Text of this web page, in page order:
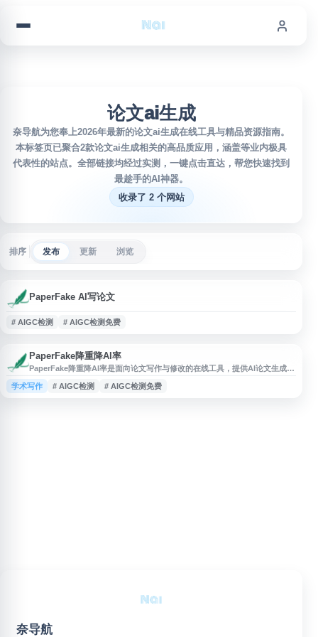
论文ai生成
奈导航为您奉上2026年最新的论文ai生成在线工具与精品资源指南。
本标签页已聚合2款论文ai生成相关的高品质应用，涵盖等业内极具
代表性的站点。全部链接均经过实测，一键点击直达，帮您快速找到
最趁手的AI神器。
收录了 2 个网站
排序 发布 更新 浏览
PaperFake AI写论文
# AIGC检测 # AIGC检测免费
PaperFake降重降AI率
PaperFake降重降AI率是面向论文写作与修改的在线工具，提供AI论文生成、
论文降重、AIGC检测与降AI、论文查重、格式精修、论文排版等相关服务，
适用于毕业论文、课程论文、计算机论文及英文 essay 等写作场景，帮助用
学术写作 # AIGC检测 # AIGC检测免费
奈导航